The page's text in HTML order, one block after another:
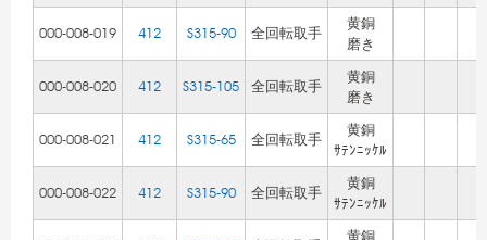
000-008-019 412 S315-90 全回転取手
黄銅
磨き
000-008-020 412 S315-105 全回転取手
黄銅
磨き
000-008-021 412 S315-65 全回転取手
黄銅
ｻﾃﾝﾆｯｹﾙ
000-008-022 412 S315-90 全回転取手
黄銅
ｻﾃﾝﾆｯｹﾙ
黄銅